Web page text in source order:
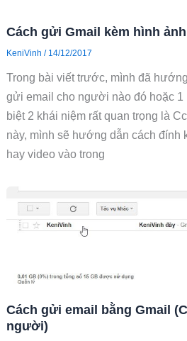
Cách gửi Gmail kèm hình
KeniVinh / 14/12/2017
Trong bài viết trước, mình đã
gửi email cho người nào đó hoặc
biệt 2 khái niệm rất quan trọng là
này, mình sẽ hướng dẫn cách đính
hay video vào trong
Cách gửi email bằng Gmail
người)